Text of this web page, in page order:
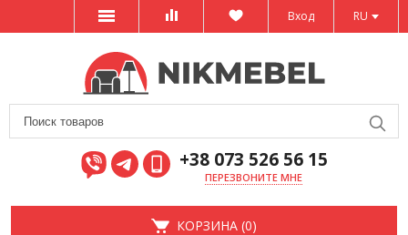
RU
Вход
+38 073 526 56 15
ПЕРЕЗВОНИТЕ МНЕ
КОРЗИНА (0)